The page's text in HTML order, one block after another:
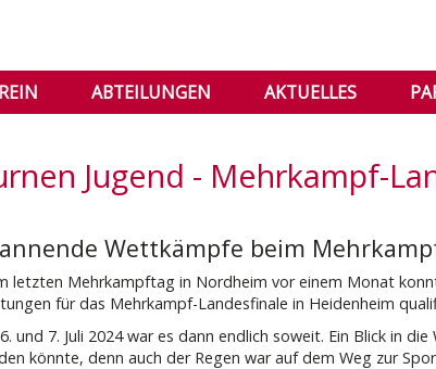
ABTEILUNGEN AKTUELLES
Jugend - Mehrkampf-
Wettkämpfe beim
letzten Mehrkampftag in Nordheim vor einem Monat
für das Mehrkampf-Landesfinale in Heidenheim
und 7. Juli 2024 war es dann endlich soweit. Ein Blick in
könnte, denn auch der Regen war auf dem Weg zur